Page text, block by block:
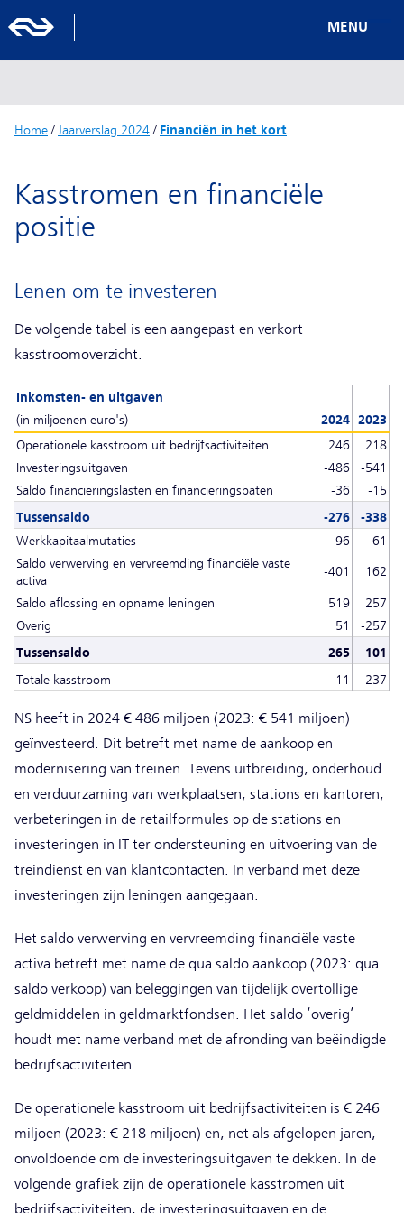
MENU
Home/ Jaarverslag 2024/ Financiën in het kort
Kasstromen en financiële
positie
Lenen om te investeren
De volgende tabel is een aangepast en verkort
kasstroomoverzicht.
Inkomsten- en uitgaven
(in miljoenen euro's)
2024 2023
Operationele kasstroom uit bedrijfsactiviteiten
246
218
Investeringsuitgaven
-486
-541
Saldo financieringslasten en financieringsbaten
-36
-15
Tussensaldo
-276
-338
Werkkapitaalmutaties
96
-61
Saldo verwerving en vervreemding financiële vaste
activa
-401 162
Saldo aflossing en opname leningen 519
257
Overig
51
-257
Tussensaldo
265
101
Totale kasstroom
-11 -237
NS heeft in 2024 € 486 miljoen (2023: € 541 miljoen)
geïnvesteerd. Dit betreft met name de aankoop en
modernisering van treinen. Tevens uitbreiding, onderhoud
en verduurzaming van werkplaatsen, stations en kantoren,
verbeteringen in de retailformules op de stations en
investeringen in IT ter ondersteuning en uitvoering van de
treindienst en van klantcontacten. In verband met deze
investeringen zijn leningen aangegaan.
Het saldo verwerving en vervreemding financiële vaste
activa betreft met name de qua saldo aankoop (2023: qua
saldo verkoop) van beleggingen van tijdelijk overtollige
geldmiddelen in geldmarktfondsen. Het saldo ‘overig’
houdt met name verband met de afronding van beëindigde
bedrijfsactiviteiten.
De operationele kasstroom uit bedrijfsactiviteiten is € 246
miljoen (2023: € 218 miljoen) en, net als afgelopen jaren,
onvoldoende om de investeringsuitgaven te dekken. In de
volgende grafiek zijn de operationele kasstromen uit
bedrijfsactiviteiten, de investeringsuitgaven en de